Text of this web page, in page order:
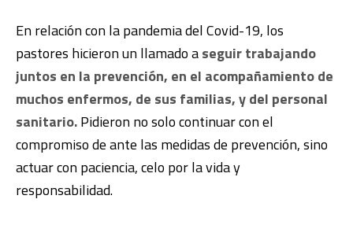
En relación con la pandemia del Covid-19, los
pastores hicieron un llamado aseguir trabajando
juntos en la prevención, en el acompañamiento de
muchos enfermos, de sus familias, y del personal
sanitario.Pidieron no solo continuar con el
compromiso de ante las medidas de prevención, sino
actuar con paciencia, celo por la vida y
responsabilidad.